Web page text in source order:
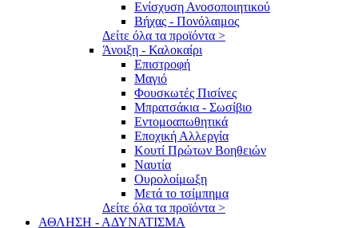
Ενίσχυση Ανοσοποιητικού
Βήχας - Πονόλαιμος
Δείτε όλα τα προϊόντα >
Άνοιξη - Καλοκαίρι
Επιστροφή
Μαγιό
Φουσκωτές Πισίνες
Μπρατσάκια - Σωσίβιο
Εντομοαπωθητικά
Εποχική Αλλεργία
Κουτί Πρώτων Βοηθειών
Ναυτία
Ουρολοίμωξη
Μετά το τσίμπημα
Δείτε όλα τα προϊόντα >
ΑΘΛΗΣΗ - ΑΔΥΝΑΤΙΣΜΑ